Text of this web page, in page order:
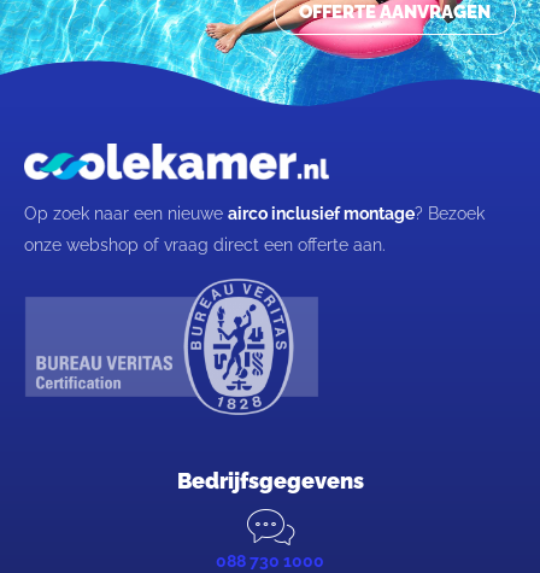
OFFERTE AANVRAGEN
Op zoek naar een nieuwe airco inclusief montage? Bezoek
onze webshop of vraag direct een offerte aan.
Bedrijfsgegevens
088 730 1000